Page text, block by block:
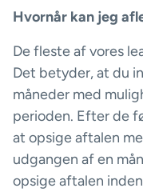
Hvornår kan jeg
De fleste af vores
Det betyder, at du
måneder med
perioden. Efter de
at opsige aftalen
udgangen af en
opsige aftalen